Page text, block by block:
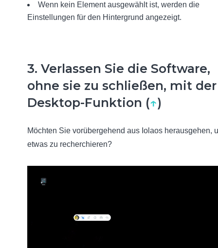
Wenn kein Element ausgewählt ist, werden die
Einstellungen für den Hintergrund angezeigt.
3. Verlassen Sie die Software,
ohne sie zu schließen, mit der
Desktop-Funktion (↑)
Möchten Sie vorübergehend aus Iolaos herausgehen,
etwas zu recherchieren?